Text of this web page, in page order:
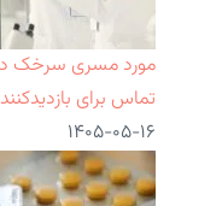
مورد مسری سرخک در
تماس برای
۱۴۰۵-۰۵-۱۶